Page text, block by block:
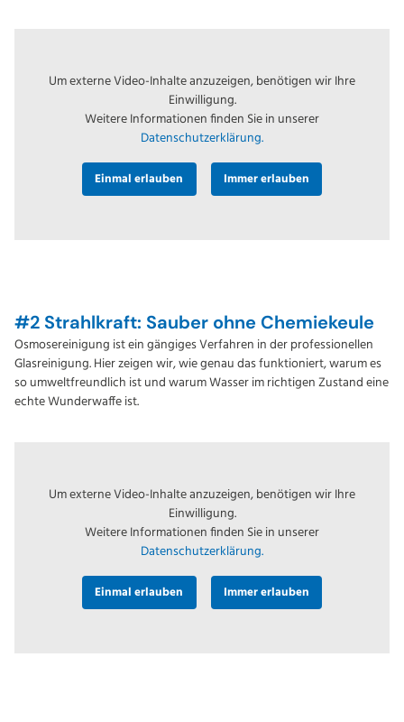
Um externe Video-Inhalte anzuzeigen, benötigen wir Ihre
Einwilligung.
Weitere Informationen finden Sie in unserer
Datenschutzerklärung.
Einmal erlauben Immer erlauben
#2 Strahlkraft: Sauber ohne Chemiekeule
Osmosereinigung ist ein gängiges Verfahren in der professionellen
Glasreinigung. Hier zeigen wir, wie genau das funktioniert, warum es
so umweltfreundlich ist und warum Wasser im richtigen Zustand eine
echte Wunderwaffe ist.
Um externe Video-Inhalte anzuzeigen, benötigen wir Ihre
Einwilligung.
Weitere Informationen finden Sie in unserer
Datenschutzerklärung.
Einmal erlauben Immer erlauben